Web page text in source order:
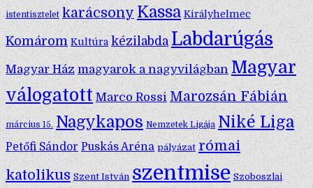
istentisztelet karácsonyKassa Királyhelmec
Komárom Kultúra kézilabda Labdarúgás
Magyar Ház magyarok a nagyvilágban Magyar
válogatott Marco Rossi Marozsán Fábián
március 15. Nagykapos Nemzetek Ligája Niké Liga
Petőfi Sándor Puskás Aréna pályázat római
katolikus Szent István szentmise Szoboszlai